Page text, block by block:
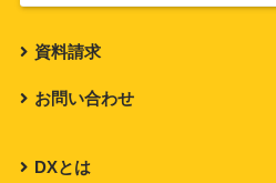
資料請求
お問い合わせ
DXとは